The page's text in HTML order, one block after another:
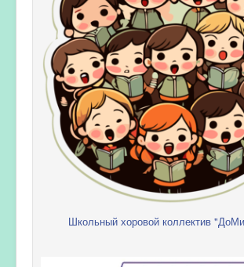
Школьный хоровой коллектив